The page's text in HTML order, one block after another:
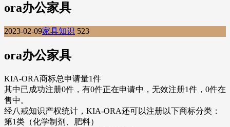
ora办公家具
2023-02-09家具知识 523
ora办公家具
KIA-ORA商标总申请量1件
其中已成功注册0件，有0件正在申请中，无效注册1件，0件在
售中。
经八戒知识产权统计，KIA-ORA还可以注册以下商标分类：
第1类（化学制剂、肥料）